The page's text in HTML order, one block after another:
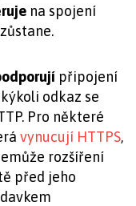
na spojení
připojení
odkaz se
Pro některé
vynucují HTTPS,
rozšíření
před jeho